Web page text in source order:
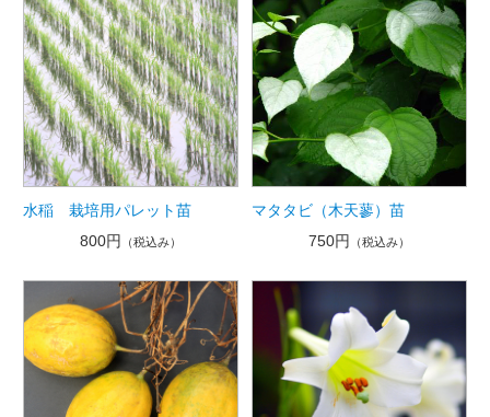
水稲 栽培用パレット苗
800円
（税込み）
マタタビ（木天蓼）苗
750円
（税込み）